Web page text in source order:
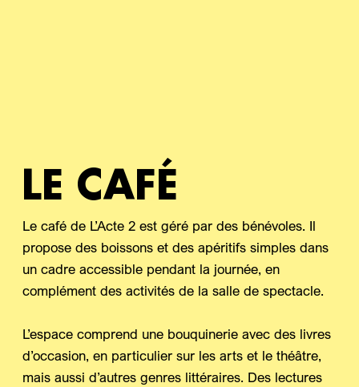
LE CAFÉ
Le café de L’Acte 2 est géré par des bénévoles. Il
propose des boissons et des apéritifs simples dans
un cadre accessible pendant la journée, en
complément des activités de la salle de spectacle.
L’espace comprend une bouquinerie avec des livres
d’occasion, en particulier sur les arts et le théâtre,
mais aussi d’autres genres littéraires. Des lectures